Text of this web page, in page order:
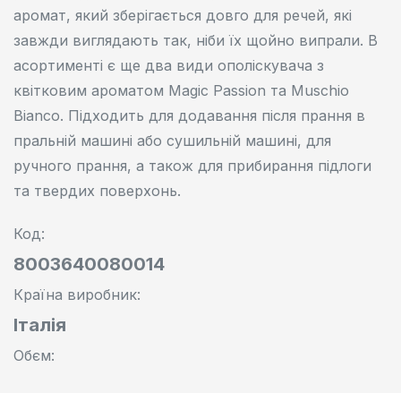
аромат, який зберігається довго для речей, які
завжди виглядають так, ніби їх щойно випрали. В
асортименті є ще два види ополіскувача з
квітковим ароматом Magic Passion та Muschio
Bianco. Підходить для додавання після прання в
пральній машині або сушильній машині, для
ручного прання, а також для прибирання підлоги
та твердих поверхонь.
Код:
8003640080014
Країна виробник:
Італія
Oбєм: